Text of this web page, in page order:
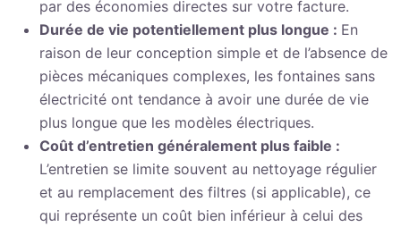
par des économies directes sur votre facture.
Durée de vie potentiellement plus longue : En
raison de leur conception simple et de l’absence de
pièces mécaniques complexes, les fontaines sans
électricité ont tendance à avoir une durée de vie
plus longue que les modèles électriques.
Coût d’entretien généralement plus faible :
L’entretien se limite souvent au nettoyage régulier
et au remplacement des filtres (si applicable), ce
qui représente un coût bien inférieur à celui des